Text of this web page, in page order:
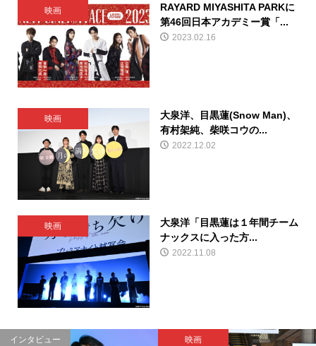
映画
RAYARD MIYASHITA PARKに
第46回日本アカデミー賞「...
2023.02.16
映画
大泉洋、目黒蓮(Snow Man)、
有村架純、柴咲コウの...
2022.12.02
映画
大泉洋「目黒蓮は１年間チーム
ナックスに入った方...
2022.11.08
インタビュー 映画